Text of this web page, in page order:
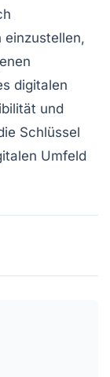
einzustellen,
digitalen
und
Schlüssel
Umfeld